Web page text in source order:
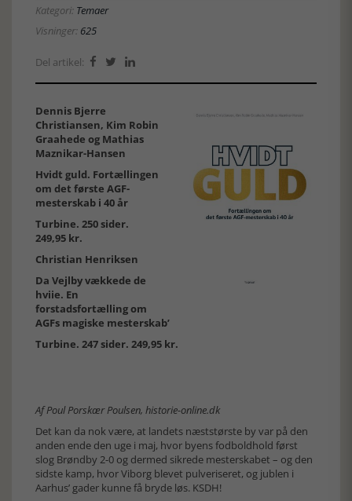
Kategori: Temaer
Visninger: 625
Del artikel:   
Dennis Bjerre
Christiansen, Kim Robin
Graahede og Mathias
Maznikar-Hansen
Hvidt guld. Fortællingen
om det første AGF-
mesterskab i 40 år
Turbine. 250 sider.
249,95 kr.
Christian Henriksen
Da Vejlby vækkede de
hviie. En
forstadsfortælling om
AGFs magiske mesterskab’
Turbine. 247 sider. 249,95 kr.
Af Poul Porskær Poulsen, historie-online.dk
Det kan da nok være, at landets næststørste by var på den
anden ende den uge i maj, hvor byens fodboldhold først
slog Brøndby 2-0 og dermed sikrede mesterskabet – og den
sidste kamp, hvor Viborg blevet pulveriseret, og jublen i
Aarhus’ gader kunne få bryde løs. KSDH!